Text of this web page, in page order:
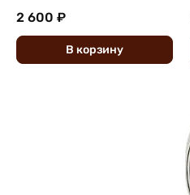
2 600 ₽
В корзину